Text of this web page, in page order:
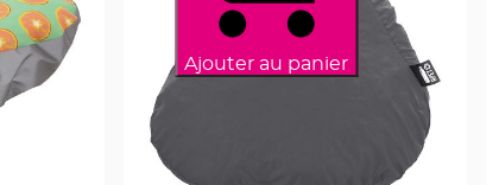
Ajouter au panier